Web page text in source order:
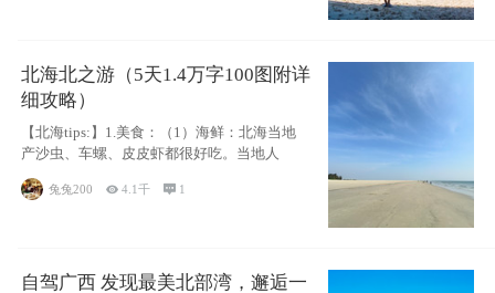
北海北之游（5天1.4万字100图附详
细攻略）
【北海tips:】1.美食：（1）海鲜：北海当地
产沙虫、车螺、皮皮虾都很好吃。当地人
兔兔200 4.1千  1
自驾广西 发现最美北部湾，邂逅一